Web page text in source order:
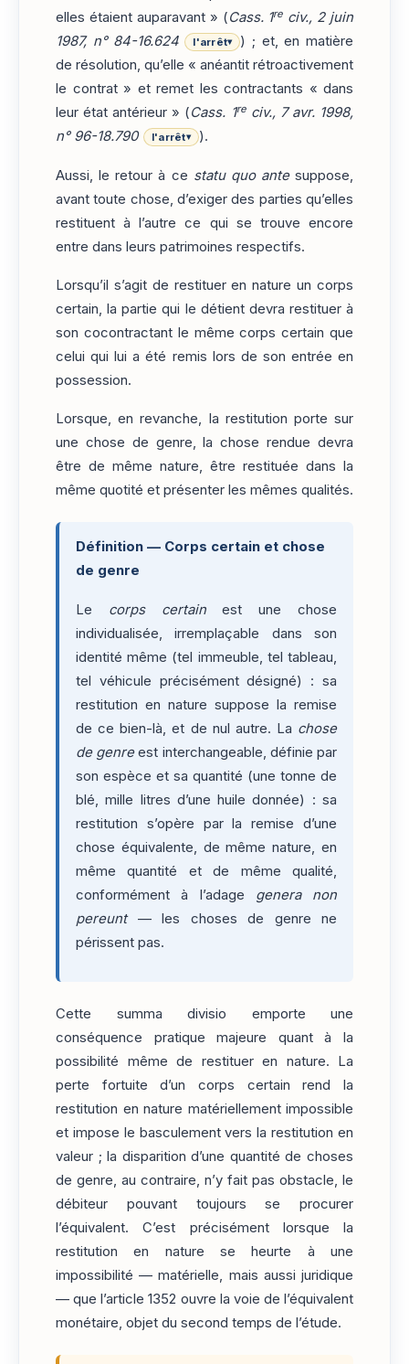
elles étaient auparavant » (Cass. 1re civ., 2 juin
1987, n° 84-16.624
l'arrêt▾
) ; et, en matière
de résolution, qu’elle « anéantit rétroactivement
le contrat » et remet les contractants « dans
leur état antérieur » (Cass. 1reciv., 7 avr. 1998,
n° 96-18.790
l'arrêt▾ ).
Aussi, le retour à ce statu quo antesuppose,
avant toute chose, d’exiger des parties qu’elles
restituent à l’autre ce qui se trouve encore
entre dans leurs patrimoines respectifs.
Lorsqu’il s’agit de restituer en nature un corps
certain, la partie qui le détient devra restituer à
son cocontractant le même corps certain que
celui qui lui a été remis lors de son entrée en
possession.
Lorsque, en revanche, la restitution porte sur
une chose de genre, la chose rendue devra
être de même nature, être restituée dans la
même quotité et présenter les mêmes qualités.
Définition — Corps certain et chose
de genre
Le corps certainest une chose
individualisée, irremplaçable dans son
identité même (tel immeuble, tel tableau,
tel véhicule précisément désigné) : sa
restitution en nature suppose la remise
de ce bien-là, et de nul autre. La chose
de genreest interchangeable, définie par
son espèce et sa quantité (une tonne de
blé, mille litres d’une huile donnée) : sa
restitution s’opère par la remise d’une
chose équivalente, de même nature, en
même quantité et de même qualité,
conformément à l’adage genera non
pereunt— les choses de genre ne
périssent pas.
Cette summa divisio emporte une
conséquence pratique majeure quant à la
possibilité même de restituer en nature. La
perte fortuite d’un corps certain rend la
restitution en nature matériellement impossible
et impose le basculement vers la restitution en
valeur ; la disparition d’une quantité de choses
de genre, au contraire, n’y fait pas obstacle, le
débiteur pouvant toujours se procurer
l’équivalent. C’est précisément lorsque la
restitution en nature se heurte à une
impossibilité — matérielle, mais aussi juridique
— que l’article 1352 ouvre la voie de l’équivalent
monétaire, objet du second temps de l’étude.